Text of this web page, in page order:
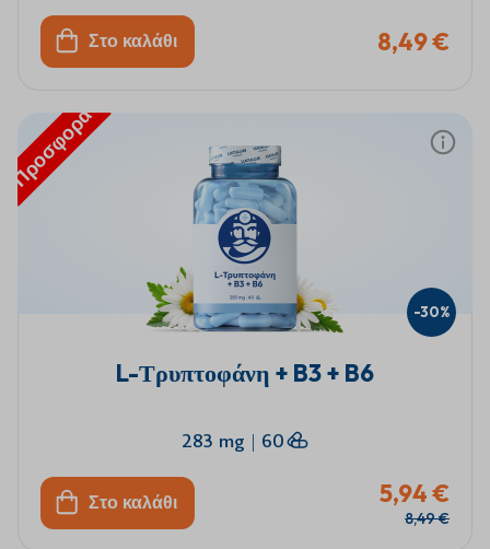
Στο καλάθι 8,49 €
Προσφορά
L-Τρυπτοφάνη + B3 + B6
283 mg | 60
Στο καλάθι 5,94 €
8,49 €
-30%